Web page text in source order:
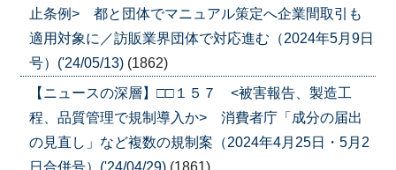
止条例> 都と団体でマニュアル策定へ企業間取引も
適用対象に／訪販業界団体で対応進む（2024年5月9日
号）('24/05/13) (1862)
【ニュースの深層】□□１５７ <被害報告、製造工
程、品質管理で規制導入か> 消費者庁「成分の届出
の見直し」など複数の規制案（2024年4月25日・5月2
日合併号）('24/04/29) (1861)